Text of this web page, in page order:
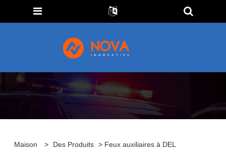
Maison > Des Produits > Feux auxiliaires à DEL